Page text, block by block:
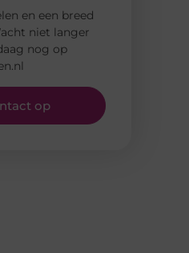
en een breed
niet langer
nog op
op